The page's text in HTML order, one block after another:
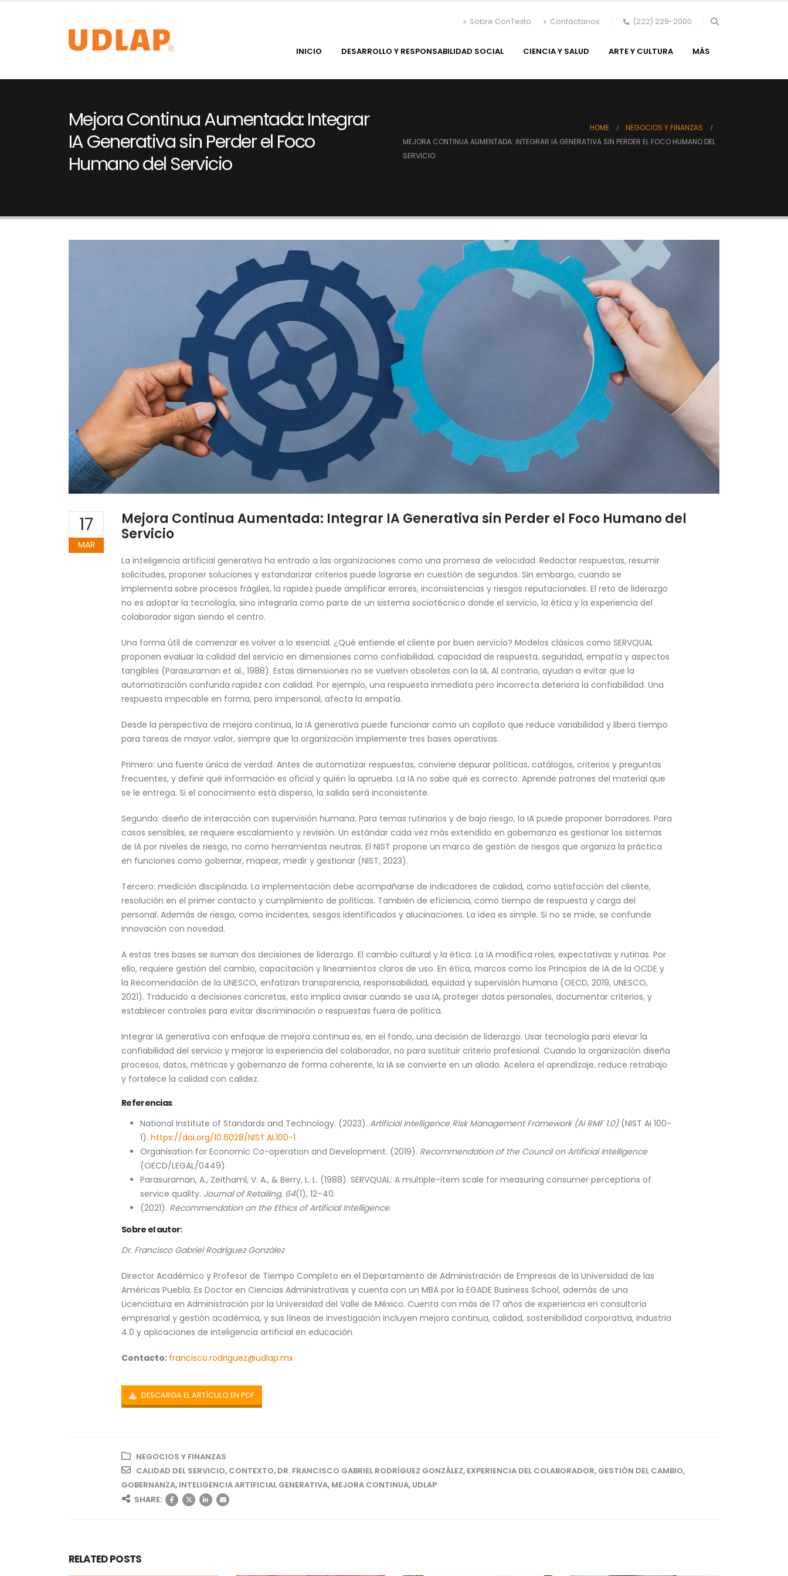
Sobre ConTexto Contáctanos (222) 229-2000
INICIO DESARROLLO Y RESPONSABILIDAD SOCIAL CIENCIA Y SALUD ARTE Y CULTURA MÁS
Mejora Continua Aumentada: Integrar
IA Generativa sin Perder el Foco
Humano del Servicio
HOME
NEGOCIOS Y FINANZAS
MEJORA CONTINUA AUMENTADA: INTEGRAR IA GENERATIVA SIN PERDER EL FOCO HUMANO DEL
SERVICIO
17
MAR
Mejora Continua Aumentada: Integrar IA Generativa sin Perder el Foco Humano del
Servicio
La inteligencia artificial generativa ha entrado a las organizaciones como una promesa de velocidad. Redactar respuestas, resumir
solicitudes, proponer soluciones y estandarizar criterios puede lograrse en cuestión de segundos. Sin embargo, cuando se
implementa sobre procesos frágiles, la rapidez puede amplificar errores, inconsistencias y riesgos reputacionales. El reto de liderazgo
no es adoptar la tecnología, sino integrarla como parte de un sistema sociotécnico donde el servicio, la ética y la experiencia del
colaborador sigan siendo el centro.
Una forma útil de comenzar es volver a lo esencial. ¿Qué entiende el cliente por buen servicio? Modelos clásicos como SERVQUAL
proponen evaluar la calidad del servicio en dimensiones como confiabilidad, capacidad de respuesta, seguridad, empatía y aspectos
tangibles (Parasuraman et al., 1988). Estas dimensiones no se vuelven obsoletas con la IA. Al contrario, ayudan a evitar que la
automatización confunda rapidez con calidad. Por ejemplo, una respuesta inmediata pero incorrecta deteriora la confiabilidad. Una
respuesta impecable en forma, pero impersonal, afecta la empatía.
Desde la perspectiva de mejora continua, la IA generativa puede funcionar como un copiloto que reduce variabilidad y libera tiempo
para tareas de mayor valor, siempre que la organización implemente tres bases operativas.
Primero: una fuente única de verdad. Antes de automatizar respuestas, conviene depurar políticas, catálogos, criterios y preguntas
frecuentes, y definir qué información es oficial y quién la aprueba. La IA no sabe qué es correcto. Aprende patrones del material que
se le entrega. Si el conocimiento está disperso, la salida será inconsistente.
Segundo: diseño de interacción con supervisión humana. Para temas rutinarios y de bajo riesgo, la IA puede proponer borradores. Para
casos sensibles, se requiere escalamiento y revisión. Un estándar cada vez más extendido en gobernanza es gestionar los sistemas
de IA por niveles de riesgo, no como herramientas neutras. El NIST propone un marco de gestión de riesgos que organiza la práctica
en funciones como gobernar, mapear, medir y gestionar (NIST, 2023).
Tercero: medición disciplinada. La implementación debe acompañarse de indicadores de calidad, como satisfacción del cliente,
resolución en el primer contacto y cumplimiento de políticas. También de eficiencia, como tiempo de respuesta y carga del
personal. Además de riesgo, como incidentes, sesgos identificados y alucinaciones. La idea es simple. Si no se mide, se confunde
innovación con novedad.
A estas tres bases se suman dos decisiones de liderazgo. El cambio cultural y la ética. La IA modifica roles, expectativas y rutinas. Por
ello, requiere gestión del cambio, capacitación y lineamientos claros de uso. En ética, marcos como los Principios de IA de la OCDE y
la Recomendación de la UNESCO, enfatizan transparencia, responsabilidad, equidad y supervisión humana (OECD, 2019, UNESCO,
2021). Traducido a decisiones concretas, esto implica avisar cuando se usa IA, proteger datos personales, documentar criterios, y
establecer controles para evitar discriminación o respuestas fuera de política.
Integrar IA generativa con enfoque de mejora continua es, en el fondo, una decisión de liderazgo. Usar tecnología para elevar la
confiabilidad del servicio y mejorar la experiencia del colaborador, no para sustituir criterio profesional. Cuando la organización diseña
procesos, datos, métricas y gobernanza de forma coherente, la IA se convierte en un aliado. Acelera el aprendizaje, reduce retrabajo
y fortalece la calidad con calidez.
Referencias
National Institute of Standards and Technology. (2023). Artificial Intelligence Risk Management Framework (AI RMF 1.0)(NIST AI 100-
1). https://doi.org/10.6028/NIST.AI.100-1
Organisation for Economic Co-operation and Development. (2019). Recommendation of the Council on Artificial Intelligence
(OECD/LEGAL/0449).
Parasuraman, A., Zeithaml, V. A., & Berry, L. L. (1988). SERVQUAL: A multiple-item scale for measuring consumer perceptions of
service quality. Journal of Retailing, 64(1), 12–40.
(2021). Recommendation on the Ethics of Artificial Intelligence.
Sobre el autor:
Dr. Francisco Gabriel Rodríguez González
Director Académico y Profesor de Tiempo Completo en el Departamento de Administración de Empresas de la Universidad de las
Américas Puebla. Es Doctor en Ciencias Administrativas y cuenta con un MBA por la EGADE Business School, además de una
Licenciatura en Administración por la Universidad del Valle de México. Cuenta con más de 17 años de experiencia en consultoría
empresarial y gestión académica, y sus líneas de investigación incluyen mejora continua, calidad, sostenibilidad corporativa, Industria
4.0 y aplicaciones de inteligencia artificial en educación.
Contacto: francisco.rodriguez@udlap.mx
DESCARGA EL ARTÍCULO EN PDF
NEGOCIOS Y FINANZAS
CALIDAD DEL SERVICIO, CONTEXTO, DR. FRANCISCO GABRIEL RODRÍGUEZ GONZÁLEZ, EXPERIENCIA DEL COLABORADOR, GESTIÓN DEL CAMBIO,
GOBERNANZA, INTELIGENCIA ARTIFICIAL GENERATIVA, MEJORA CONTINUA, UDLAP
SHARE:
RELATEDPOSTS